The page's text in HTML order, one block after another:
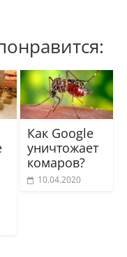
Как Google
уничтожает
комаров?
10.04.2020